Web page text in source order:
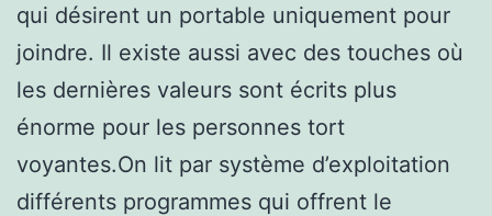
qui désirent un portable uniquement pour
joindre. Il existe aussi avec des touches où
les dernières valeurs sont écrits plus
énorme pour les personnes tort
voyantes.On lit par système d’exploitation
différents programmes qui offrent le